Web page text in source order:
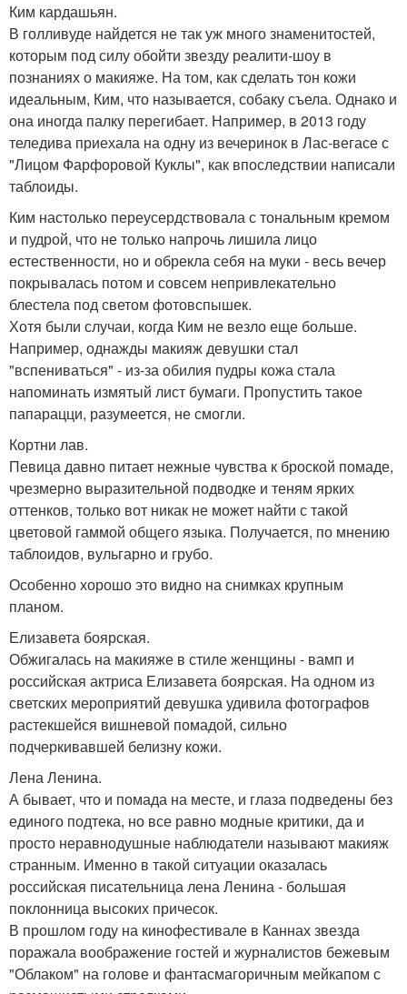
Ким кардашьян.
В голливуде найдется не так уж много знаменитостей,
которым под силу обойти звезду реалити-шоу в
познаниях о макияже. На том, как сделать тон кожи
идеальным, Ким, что называется, собаку съела. Однако и
она иногда палку перегибает. Например, в 2013 году
теледива приехала на одну из вечеринок в Лас-вегасе с
"Лицом Фарфоровой Куклы", как впоследствии написали
таблоиды.
Ким настолько переусердствовала с тональным кремом
и пудрой, что не только напрочь лишила лицо
естественности, но и обрекла себя на муки - весь вечер
покрывалась потом и совсем непривлекательно
блестела под светом фотовспышек.
Хотя были случаи, когда Ким не везло еще больше.
Например, однажды макияж девушки стал
"вспениваться" - из-за обилия пудры кожа стала
напоминать измятый лист бумаги. Пропустить такое
папарацци, разумеется, не смогли.
Кортни лав.
Певица давно питает нежные чувства к броской помаде,
чрезмерно выразительной подводке и теням ярких
оттенков, только вот никак не может найти с такой
цветовой гаммой общего языка. Получается, по мнению
таблоидов, вульгарно и грубо.
Особенно хорошо это видно на снимках крупным
планом.
Елизавета боярская.
Обжигалась на макияже в стиле женщины - вамп и
российская актриса Елизавета боярская. На одном из
светских мероприятий девушка удивила фотографов
растекшейся вишневой помадой, сильно
подчеркивавшей белизну кожи.
Лена Ленина.
А бывает, что и помада на месте, и глаза подведены без
единого подтека, но все равно модные критики, да и
просто неравнодушные наблюдатели называют макияж
странным. Именно в такой ситуации оказалась
российская писательница лена Ленина - большая
поклонница высоких причесок.
В прошлом году на кинофестивале в Каннах звезда
поражала воображение гостей и журналистов бежевым
"Облаком" на голове и фантасмагоричным мейкапом с